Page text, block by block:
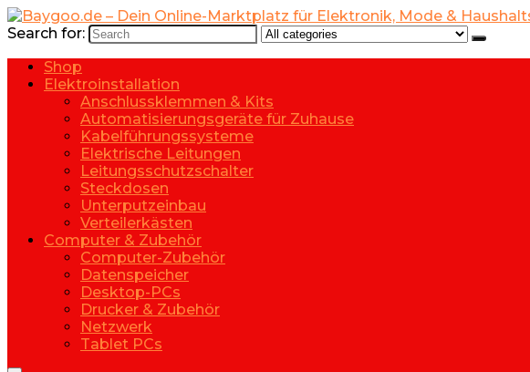
Search for:
Shop
Elektroinstallation
Anschlussklemmen & Kits
Automatisierungsgeräte für Zuhause
Kabelführungssysteme
Elektrische Leitungen
Leitungsschutzschalter
Steckdosen
Unterputzeinbau
Verteilerkästen
Computer & Zubehör
Computer-Zubehör
Datenspeicher
Desktop-PCs
Drucker & Zubehör
Netzwerk
Tablet PCs